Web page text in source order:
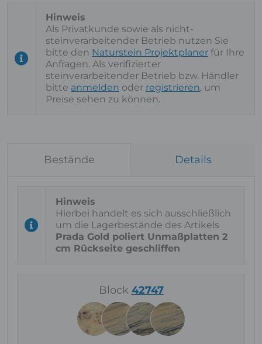
Als Privatkunde sowie als nicht-
steinverarbeitender Betrieb nutzen Sie
bitte den Naturstein Projektplaner für Ihre
Anfragen. Als verifizierter
steinverarbeitender Betrieb bzw. Händler
bitte anmelden oder registrieren, um
Preise sehen zu können.
Bestände Details
Hierbei handelt es sich ausschließlich
um die Lagerbestände des Artikels
Prada Gold poliert Unmaßplatten 2
cm Rückseite geschliffen
Block 42747